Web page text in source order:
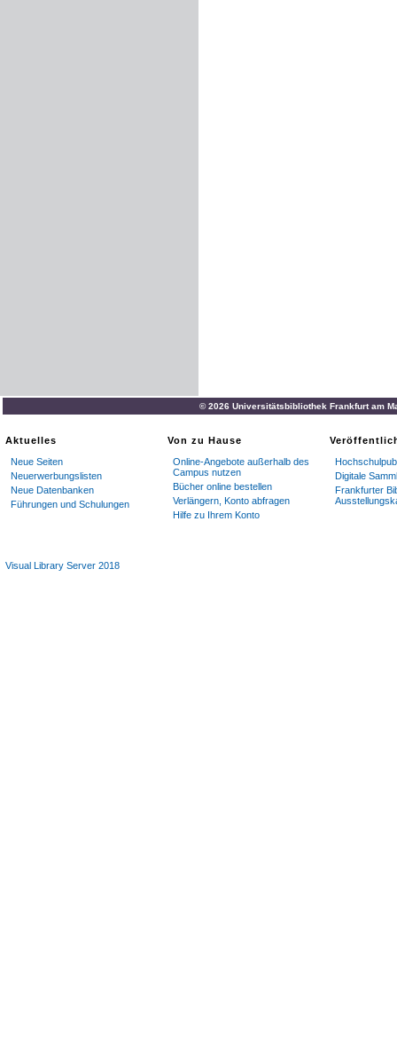
© 2026 Universitätsbibliothek Frankfurt am
Aktuelles
Neue Seiten
Neuerwerbungslisten
Neue Datenbanken
Führungen und Schulungen
Von zu Hause
Online-Angebote außerhalb des
Campus nutzen
Bücher online bestellen
Verlängern, Konto abfragen
Hilfe zu Ihrem Konto
Digitale
Frankfurter
Visual Library Server 2018